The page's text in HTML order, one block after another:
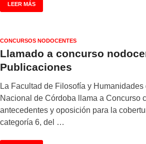
LEER MÁS
CONCURSOS NODOCENTES
Llamado a concurso
Publicaciones
La Facultad de Filosofía y
Nacional de Córdoba llama a Concurso
antecedentes y oposición para la
categoría 6, del …